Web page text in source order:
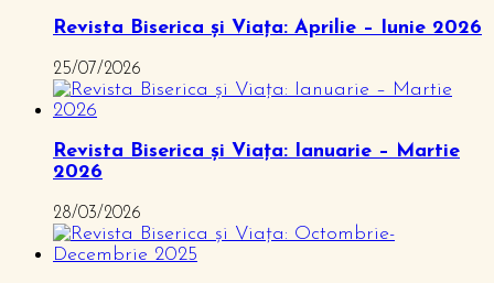
Revista Biserica și Viața: Aprilie – Iunie 2026
25/07/2026
Revista Biserica și Viața: Ianuarie – Martie
2026
28/03/2026